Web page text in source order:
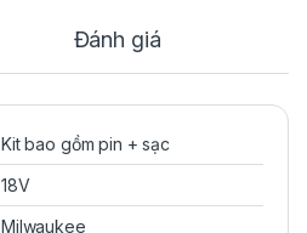
Đánh giá
Kit bao gồm pin + sạc
18V
Milwaukee